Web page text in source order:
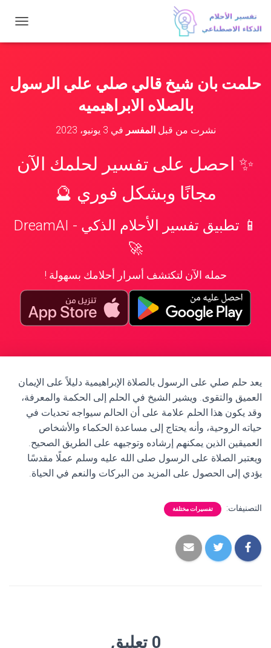
ب
ل
حلمت بان شيخ قالي صلي علي الرسول
بالصلاه الابراهيميه
نشرت من قبلالمفسر في 3 يونيو، 2023
✨ احصل على تفسير لحلمك الآن
مجانًا وبشكل فوري 🔮
📱 تطبيق تفسير الأحلام الذكي - DreamAI
🚀
حمله الآن لتكتشف أسرار أحلامك بسهولة !
يعد حلم صلي على الرسول بالصلاة الإبراهيمية دليلاً على الإيمان
العميق والتقوى. ويشير الشيخ في الحلم إلى الحكمة والمعرفة،
وقد يكون هذا الحلم علامة على أن الحالم سيواجه تحديات في
حياته الروحية، وأنه يحتاج إلى مساعدة الحكماء والأشخاص
العميقين الذين يمكنهم إرشاده وتوجيهه على الطريق الصحيح.
ويعتبر الصلاة على الرسول صلى الله عليه وسلم عملًا مقدسًا
يؤدي إلى الحصول على المزيد من البركات والنعم في الحياة.
التصنيفات: تفسيرات مختلفة
0 تعليق